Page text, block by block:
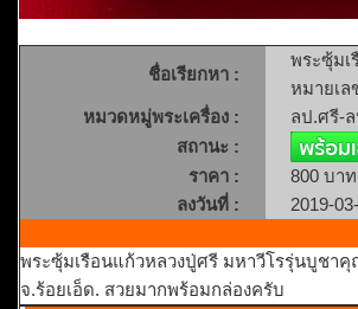
ชื่อเรียกหา :
พระซุ้มเ
หมายเล
หมวดหมู่พระเครื่อง :
ลป.ศรี-
สถานะ :
ราคา :
800 บาท
ลงวันที่ :
2019-
พระซุ้มเรือนแก้วหลวงปู่ศรี มหาวีโรรุ่นบูชาคุ
จ.ร้อยเอ็ด. สวยมากพร้อมกล่องครับ